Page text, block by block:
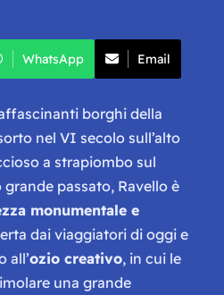
WhatsApp Email
borghi della
nel VI secolo sull’alto
a strapiombo sul
passato, Ravello è
monumentale e
dai viaggiatori di oggi e
all’ozio creativo, in cui le
una grande